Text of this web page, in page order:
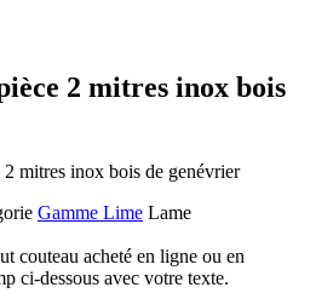
2 mitres inox bois
mitres inox bois de genévrier
Gamme Lime Lame
couteau acheté en ligne ou en
ci-dessous avec votre texte.